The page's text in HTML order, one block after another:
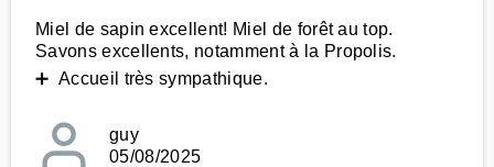
Miel de sapin excellent! Miel de forêt au top.
Savons excellents, notamment à la Propolis.
➕ Accueil très sympathique.
guy
05/08/2025